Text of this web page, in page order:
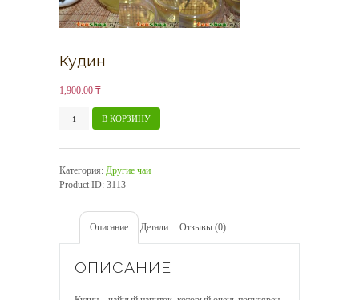
Кудин
1,900.00 ₸
КоличествоВ КОРЗИНУ
Категория: Другие чаи
Product ID: 3113
Описание Детали Отзывы (0)
ОПИСАНИЕ